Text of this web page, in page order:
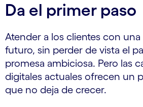
Da el primer paso
Atender a los clientes con una
futuro, sin perder de vista el
promesa ambiciosa. Pero las
digitales actuales ofrecen un
que no deja de crecer.